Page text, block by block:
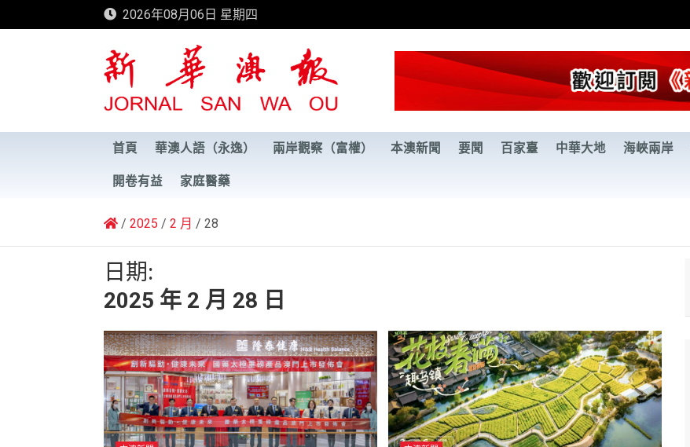
to
2026年08月06日 星期四
新華澳報
首頁 華澳人語（永逸） 兩岸觀察（富權） 本澳新聞 要聞 百家臺 中華大地 海峽兩岸
開卷有益 家庭醫藥
2025 2 月 28
日期:
2025 年 2 月 28 日